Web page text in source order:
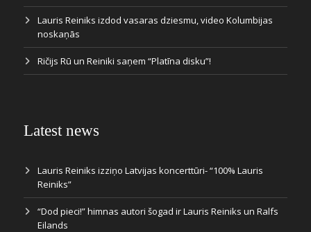
Lauris Reiniks izdod vasaras dziesmu, video Kolumbijas
noskaņās
Ričijs Rū un Reiniki saņem “Platīna disku”!
Latest news
Lauris Reiniks izziņo Latvijas koncerttūri- “100% Lauris
Reiniks”
“Dod pieci!” himnas autori šogad ir Lauris Reiniks un Ralfs
Eilands